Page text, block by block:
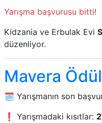
Yarışma başvurusu bitti!
Kidzania ve Erbulak Evi
düzenliyor.
Mavera
🗓️ Yarışmanın son
❗ Yarışmadaki kısıtlar: